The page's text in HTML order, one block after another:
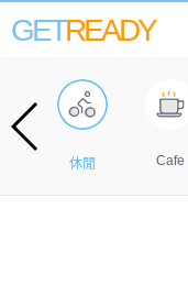
GETREADY
休閒 Cafe